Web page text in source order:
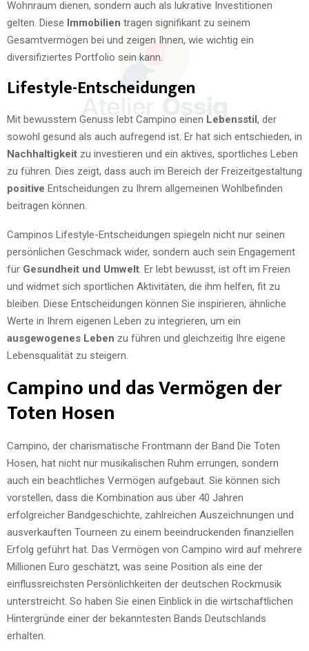
Wohnraum dienen, sondern auch als lukrative Investitionen
gelten. Diese Immobilien tragen signifikant zu seinem
Gesamtvermögen bei und zeigen Ihnen, wie wichtig ein
diversifiziertes Portfolio sein kann.
Lifestyle-Entscheidungen
Mit bewusstem Genuss lebt Campino einen Lebensstil, der
sowohl gesund als auch aufregend ist. Er hat sich entschieden, in
Nachhaltigkeit zu investieren und ein aktives, sportliches Leben
zu führen. Dies zeigt, dass auch im Bereich der Freizeitgestaltung
positive Entscheidungen zu Ihrem allgemeinen Wohlbefinden
beitragen können.
Campinos Lifestyle-Entscheidungen spiegeln nicht nur seinen
persönlichen Geschmack wider, sondern auch sein Engagement
für Gesundheit und Umwelt . Er lebt bewusst, ist oft im Freien
und widmet sich sportlichen Aktivitäten, die ihm helfen, fit zu
bleiben. Diese Entscheidungen können Sie inspirieren, ähnliche
Werte in Ihrem eigenen Leben zu integrieren, um ein
ausgewogenes Leben zu führen und gleichzeitig Ihre eigene
Lebensqualität zu steigern.
Campino und das Vermögen der
Toten Hosen
Campino, der charismatische Frontmann der Band Die Toten
Hosen, hat nicht nur musikalischen Ruhm errungen, sondern
auch ein beachtliches Vermögen aufgebaut. Sie können sich
vorstellen, dass die Kombination aus über 40 Jahren
erfolgreicher Bandgeschichte, zahlreichen Auszeichnungen und
ausverkauften Tourneen zu einem beeindruckenden finanziellen
Erfolg geführt hat. Das Vermögen von Campino wird auf mehrere
Millionen Euro geschätzt, was seine Position als eine der
einflussreichsten Persönlichkeiten der deutschen Rockmusik
unterstreicht. So haben Sie einen Einblick in die wirtschaftlichen
Hintergründe einer der bekanntesten Bands Deutschlands
erhalten.